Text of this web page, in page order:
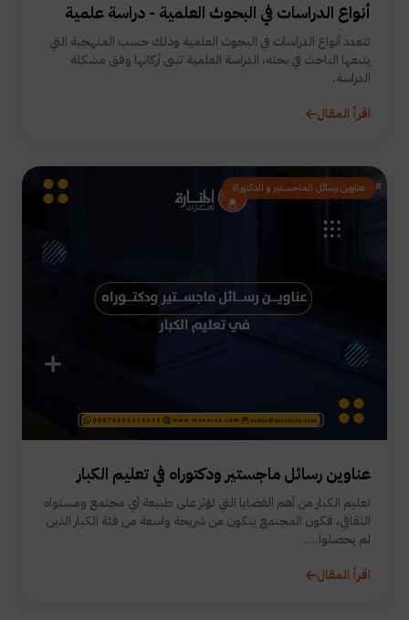
أنواع الدراسات في البحوث العلمية - دراسة علمية
تتعدد أنواع الدراسات في البحوث العلمية وذلك حسب المنهجية التي
يتبعها الباحث في بحثه، الدراسة العلمية تبنى أركانها وفق مشكلة
الدراسة.
اقرأ المقال
عناوين رسائل الماجستير و الدكتوراة
عناوين رسائل ماجستير ودكتوراه في تعليم الكبار
تعليم الكبار من أهم القضايا التي تؤثر على طبيعة أي مجتمع ومستواه
الثقافي، فكون المجتمع يتكون من شريحة واسعة من فئة الكبار الذين
لم يحصلوا....
اقرأ المقال